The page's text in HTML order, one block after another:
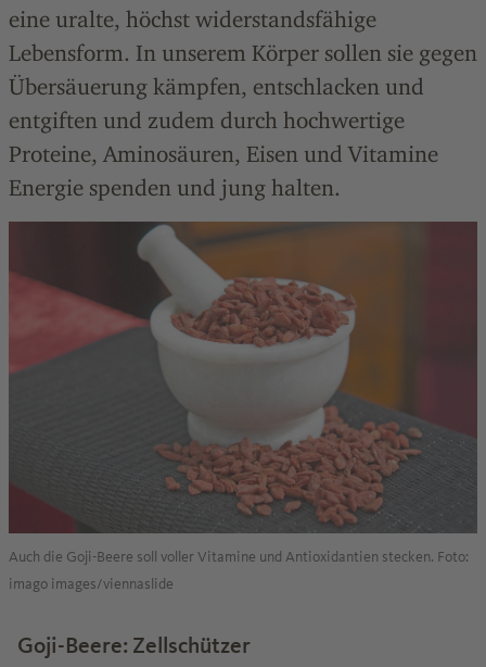
eine uralte, höchst widerstandsfähige
Lebensform. In unserem Körper sollen sie gegen
Übersäuerung kämpfen, entschlacken und
entgiften und zudem durch hochwertige
Proteine, Aminosäuren, Eisen und Vitamine
Energie spenden und jung halten.
Auch die Goji-Beere soll voller Vitamine und Antioxidantien stecken. Foto:
imago images/viennaslide
Goji-Beere: Zellschützer